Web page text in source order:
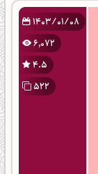
1403/01/08
6,072
4.5
522